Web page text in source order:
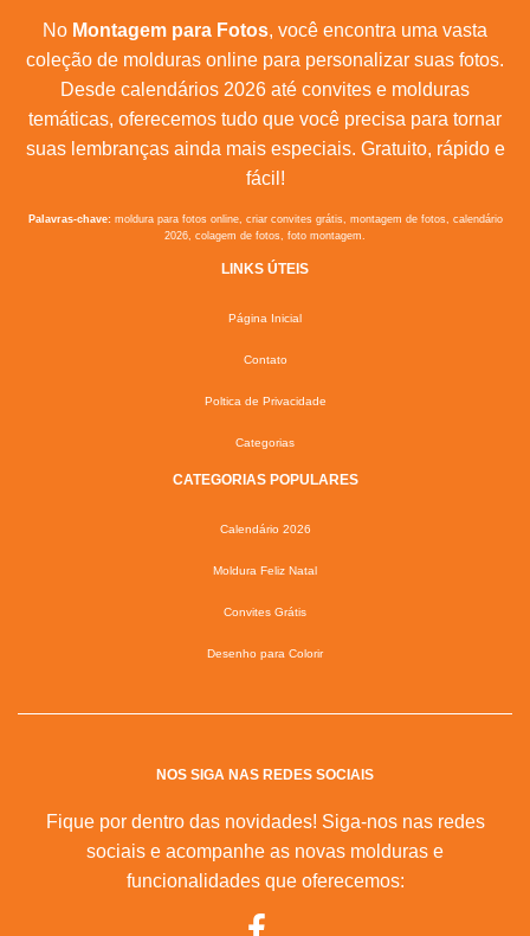
No Montagem para Fotos, você encontra uma vasta
coleção de molduras online para personalizar suas fotos.
Desde calendários 2026 até convites e molduras
temáticas, oferecemos tudo que você precisa para tornar
suas lembranças ainda mais especiais. Gratuito, rápido e
fácil!
Palavras-chave:moldura para fotos online, criar convites grátis, montagem de fotos, calendário
2026, colagem de fotos, foto montagem.
LINKS ÚTEIS
Página Inicial
Contato
Poltica de Privacidade
Categorias
CATEGORIAS POPULARES
Calendário 2026
Moldura Feliz Natal
Convites Grátis
Desenho para Colorir
NOS SIGA NAS REDES SOCIAIS
Fique por dentro das novidades! Siga-nos nas redes
sociais e acompanhe as novas molduras e
funcionalidades que oferecemos: